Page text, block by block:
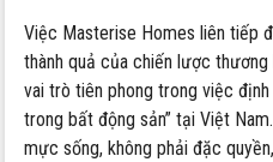
Việc Masterise Homes liên tiếp
thành quả của chiến lược thương
vai trò tiên phong trong việc định
trong bất động sản” tại Việt
mực sống, không phải đặc